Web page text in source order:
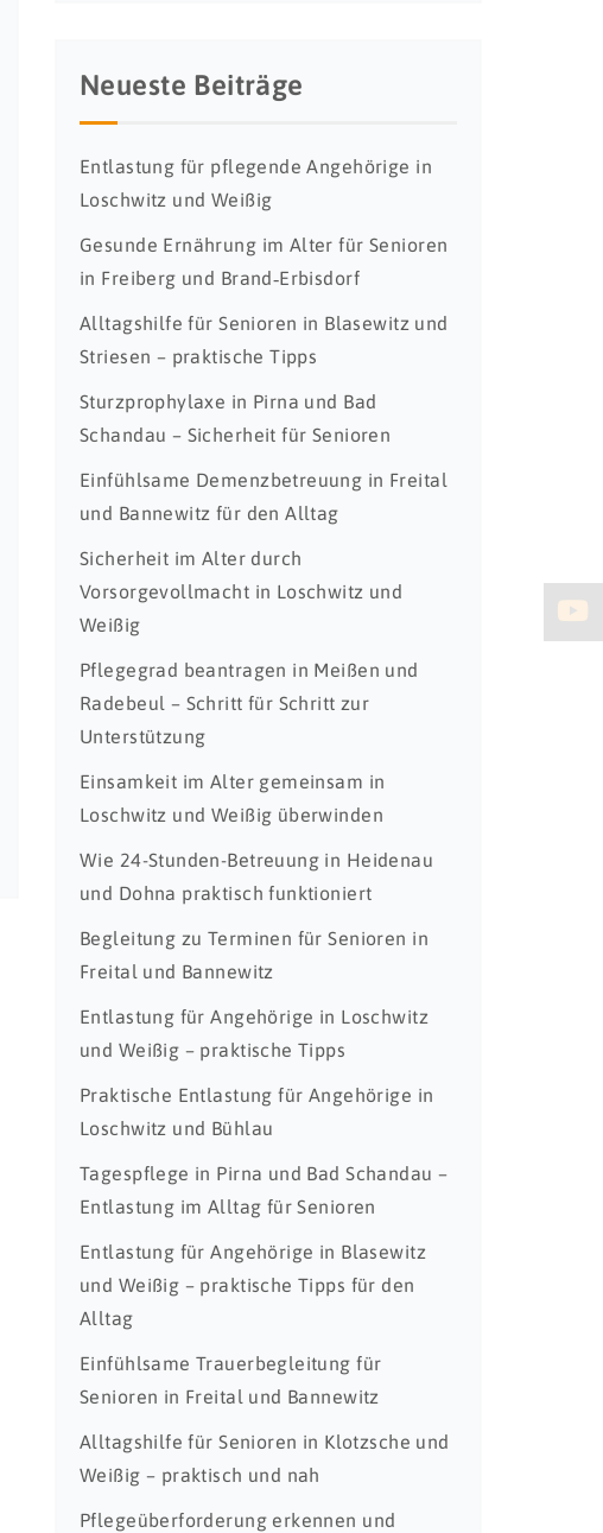
Neueste Beiträge
Entlastung für pflegende Angehörige in
Loschwitz und Weißig
Gesunde Ernährung im Alter für Senioren
in Freiberg und Brand‑Erbisdorf
Alltagshilfe für Senioren in Blasewitz und
Striesen – praktische Tipps
Sturzprophylaxe in Pirna und Bad
Schandau – Sicherheit für Senioren
Einfühlsame Demenzbetreuung in Freital
und Bannewitz für den Alltag
Sicherheit im Alter durch
Vorsorgevollmacht in Loschwitz und
Weißig
Pflegegrad beantragen in Meißen und
Radebeul – Schritt für Schritt zur
Unterstützung
Einsamkeit im Alter gemeinsam in
Loschwitz und Weißig überwinden
Wie 24-Stunden-Betreuung in Heidenau
und Dohna praktisch funktioniert
Begleitung zu Terminen für Senioren in
Freital und Bannewitz
Entlastung für Angehörige in Loschwitz
und Weißig – praktische Tipps
Praktische Entlastung für Angehörige in
Loschwitz und Bühlau
Tagespflege in Pirna und Bad Schandau –
Entlastung im Alltag für Senioren
Entlastung für Angehörige in Blasewitz
und Weißig – praktische Tipps für den
Alltag
Einfühlsame Trauerbegleitung für
Senioren in Freital und Bannewitz
Alltagshilfe für Senioren in Klotzsche und
Weißig – praktisch und nah
Pflegeüberforderung erkennen und